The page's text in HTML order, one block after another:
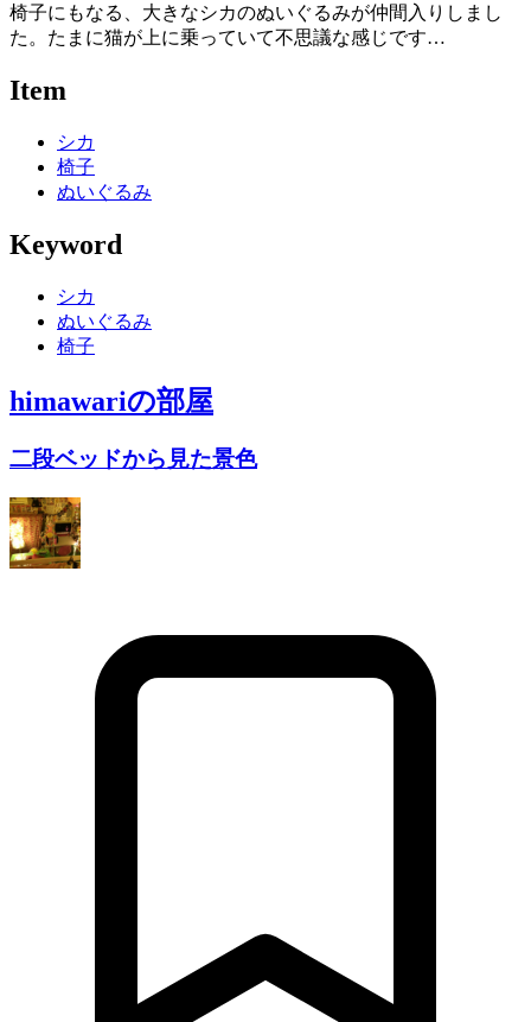
椅子にもなる、大きなシカのぬいぐるみが仲間入りしまし
た。たまに猫が上に乗っていて不思議な感じです…
Item
シカ
椅子
ぬいぐるみ
Keyword
シカ
ぬいぐるみ
椅子
himawariの部屋
二段ベッドから見た景色